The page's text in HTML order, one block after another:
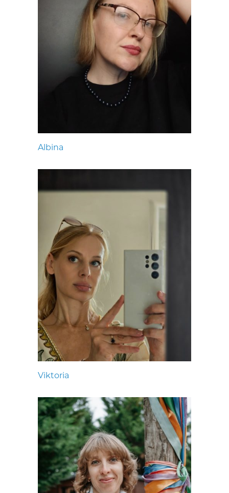
Albina
Viktoria